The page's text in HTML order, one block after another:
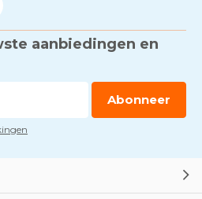
aanbiedingen en
Abonneer